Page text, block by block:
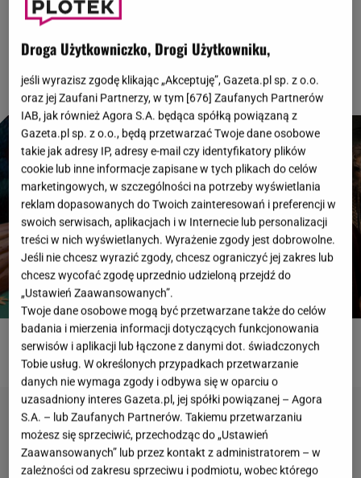
- niektóre skojarzenia są podchwytliwe! W każdym
pytaniu istnieje tylko jedna poprawna odpowiedź.
ROZWIĄŻ QUIZ
Droga Użytkowniczko, Drogi Użytkowniku,
jeśli wyrazisz zgodę klikając „Akceptuję”, Gazeta.pl sp. z o.o.
oraz jej Zaufani Partnerzy, w tym [676] Zaufanych Partnerów
IAB, jak również Agora S.A. będąca spółką powiązaną z
Gazeta.pl sp. z o.o., będą przetwarzać Twoje dane osobowe
takie jak adresy IP, adresy e-mail czy identyfikatory plików
cookie lub inne informacje zapisane w tych plikach do celów
marketingowych, w szczególności na potrzeby wyświetlania
reklam dopasowanych do Twoich zainteresowań i preferencji w
swoich serwisach, aplikacjach i w Internecie lub personalizacji
treści w nich wyświetlanych. Wyrażenie zgody jest dobrowolne.
Jeśli nie chcesz wyrazić zgody, chcesz ograniczyć jej zakres lub
chcesz wycofać zgodę uprzednio udzieloną przejdź do
„Ustawień Zaawansowanych”.
Twoje dane osobowe mogą być przetwarzane także do celów
badania i mierzenia informacji dotyczących funkcjonowania
serwisów i aplikacji lub łączone z danymi dot. świadczonych
Tobie usług. W określonych przypadkach przetwarzanie
danych nie wymaga zgody i odbywa się w oparciu o
uzasadniony interes Gazeta.pl, jej spółki powiązanej – Agora
S.A. – lub Zaufanych Partnerów. Takiemu przetwarzaniu
możesz się sprzeciwić, przechodząc do „Ustawień
Zaawansowanych” lub przez kontakt z administratorem – w
zależności od zakresu sprzeciwu i podmiotu, wobec którego